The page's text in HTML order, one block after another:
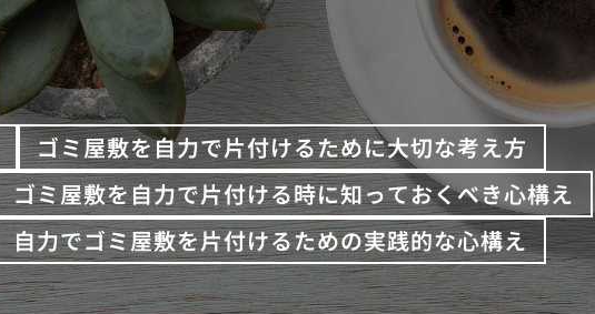
ゴミ屋敷を自力で片付けるために大切な考え方
ゴミ屋敷を自力で片付ける時に知っておくべき心構え
自力でゴミ屋敷を片付けるための実践的な心構え